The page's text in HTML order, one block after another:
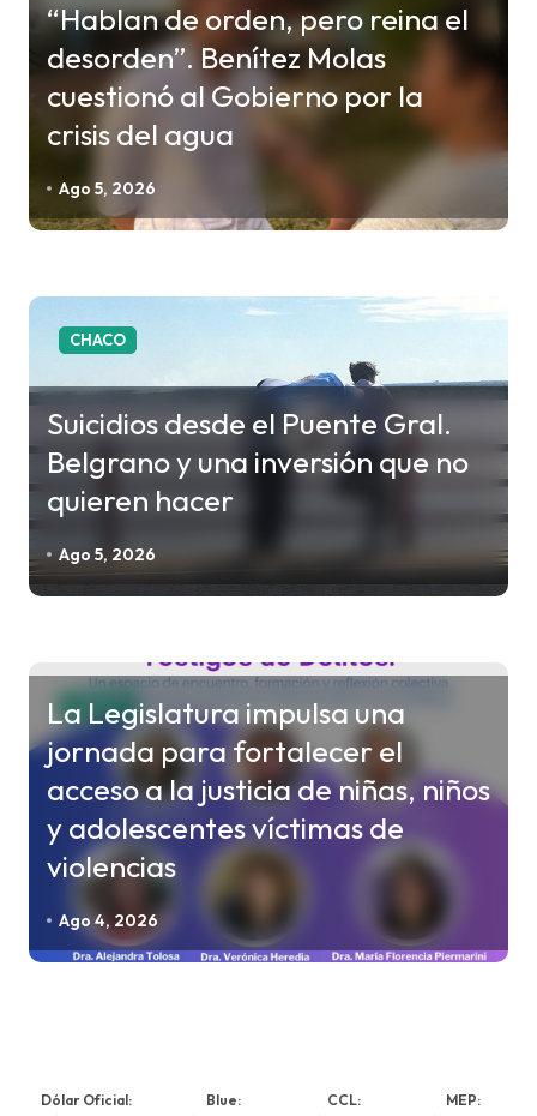
n
d
t
a
s
“Hablan de orden, pero reina el
desorden”. Benítez Molas
cuestionó al Gobierno por la
crisis del agua
Ago 5, 2026
CHACO
Suicidios desde el Puente Gral.
Belgrano y una inversión que no
quieren hacer
Ago 5, 2026
CHACO
La Legislatura impulsa una
jornada para fortalecer el
acceso a la justicia de niñas, niños
y adolescentes víctimas de
violencias
Ago 4, 2026
Dólar Oficial:
Blue:
CCL:
MEP: